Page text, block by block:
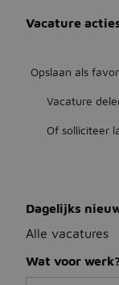
Vacature
Opslaan als
Vacature
Of solliciteer
Dagelijks
Alle vacatures
Wat voor werk?
Jobs United
Jobs at Jobbird.com